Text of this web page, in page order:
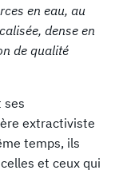
en eau, au
dense en
de qualité
ses
extractiviste
temps, ils
et ceux qui